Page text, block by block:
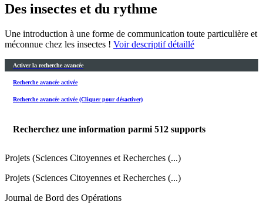
Des insectes et du rythme
Une introduction à une forme de communication toute particulière et
méconnue chez les insectes ! Voir descriptif détaillé
Activer la recherche avancée
Recherche avancée activée
Recherche avancée activée (Cliquer pour désactiver)
Recherchez une information parmi 512 supports
Projets (Sciences Citoyennes et Recherches (...)
Projets (Sciences Citoyennes et Recherches (...)
Journal de Bord des Opérations